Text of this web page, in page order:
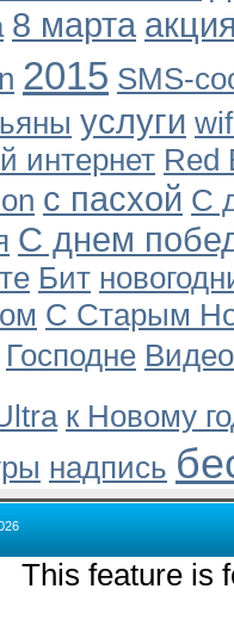
8 марта
2015 SMS-
услуги
интернет Red
с пасхой С
С днем
Бит
С Старым
Господне
к Новому
надпись
This feature is